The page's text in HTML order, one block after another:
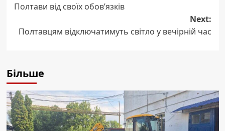
Полтави від своїх обов’язків
Next:
Полтавцям відключатимуть світло у вечірній час
Більше